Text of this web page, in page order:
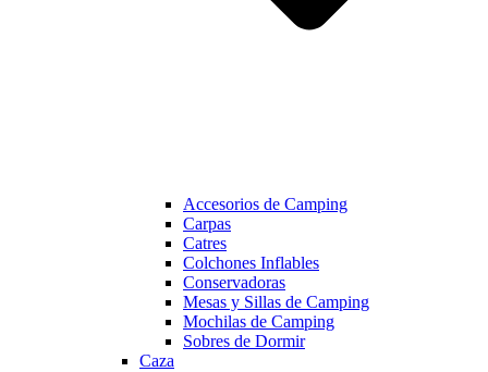
Accesorios de Camping
Carpas
Catres
Colchones Inflables
Conservadoras
Mesas y Sillas de Camping
Mochilas de Camping
Sobres de Dormir
Caza